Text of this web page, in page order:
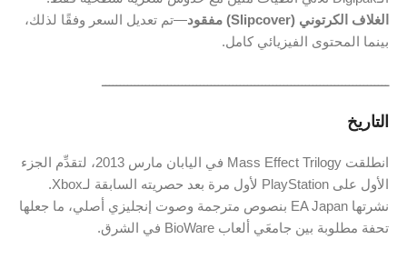
الغلاف الكرتوني (Slipcover) مفقود—تم تعديل السعر وفقًا لذلك،
بينما المحتوى الفيزيائي كامل.
ـــــــــــــــــــــــــــــــــــــــــــــــــــــــــــــــــــــــــــــــ
التاريخ
انطلقت ‎ Mass Effect Trilogy‎ في اليابان مارس 2013، لتقدِّم الجزء
الأول على PlayStation لأول مرة بعد حصريته السابقة لـXbox.
نشرتها ‎
EAJapan‎ بنصوص مترجمة وصوت إنجليزي أصلي، ما جعلها
تحفة مطلوبة بين جامعَي ألعاب BioWare في الشرق.